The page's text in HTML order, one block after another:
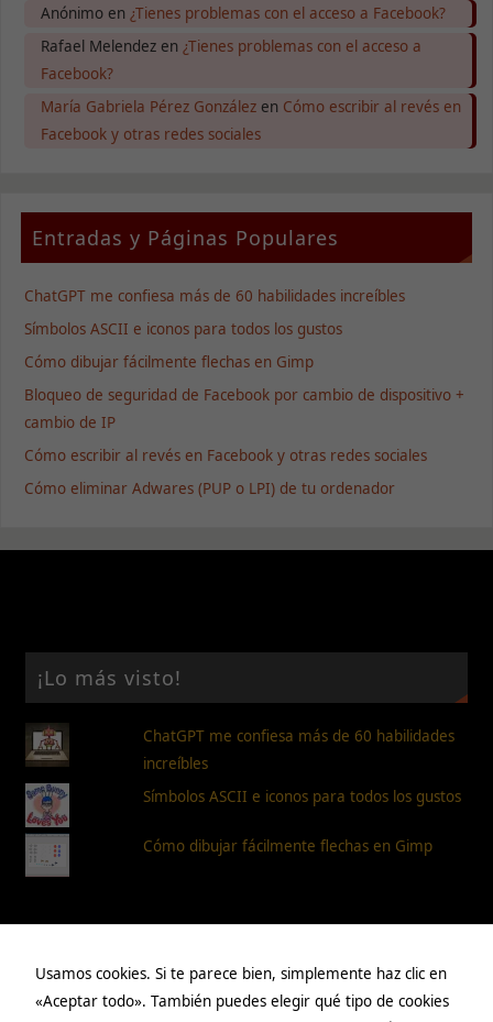
Anónimoen ¿Tienes problemas con el acceso a Facebook?
Rafael Melendezen ¿Tienes problemas con el acceso a
Facebook?
María Gabriela Pérez Gonzálezen Cómo escribir al revés en
Facebook y otras redes sociales
Entradas y Páginas Populares
ChatGPT me confiesa más de 60 habilidades increíbles
Símbolos ASCII e iconos para todos los gustos
Cómo dibujar fácilmente flechas en Gimp
Bloqueo de seguridad de Facebook por cambio de dispositivo +
cambio de IP
Cómo escribir al revés en Facebook y otras redes sociales
Cómo eliminar Adwares (PUP o LPI) de tu ordenador
¡Lo más visto!
ChatGPT me confiesa más de 60 habilidades
increíbles
Símbolos ASCII e iconos para todos los gustos
Cómo dibujar fácilmente flechas en Gimp
Páginas
Usamos cookies. Si te parece bien, simplemente haz clic en
«Aceptar todo». También puedes elegir qué tipo de cookies
se usa la
Experiencia
rechaza estas
cookies,
funcionalidades
desaparecerán
de la web.
intereses y
mientras visitas
posibilidad de